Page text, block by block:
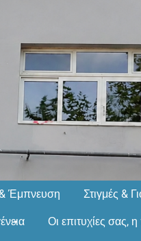
Έμπνευση Στιγμές &
Οι επιτυχίες σας,